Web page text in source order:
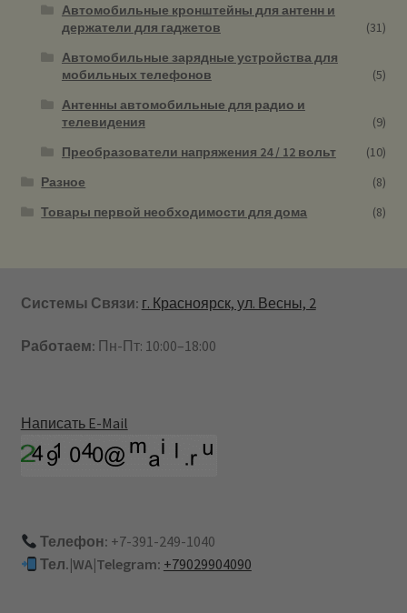
Автомобильные кронштейны для антенн и
держатели для гаджетов
(31)
Автомобильные зарядные устройства для
мобильных телефонов
(5)
Антенны автомобильные для радио и
телевидения
(9)
Преобразователи напряжения 24 / 12 вольт
(10)
Разное
(8)
Товары первой необходимости для дома
(8)
Системы Связи: г. Красноярск, ул. Весны, 2
Работаем: Пн-Пт: 10:00–18:00
Написать E-Mail
Телефон: +7-391-249-1040
Тел.|WA|Telegram: +79029904090